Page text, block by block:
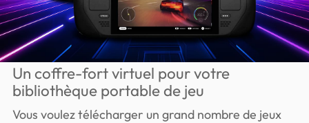
Un coffre-fort virtuel pour votre
bibliothèque portable de jeu
Vous voulez télécharger un grand nombre de jeux